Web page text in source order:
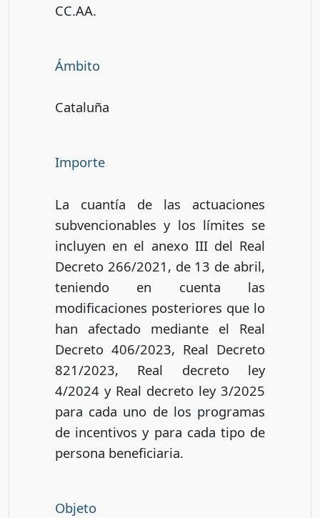
CC.AA.
Ámbito
Cataluña
Importe
La cuantía de las actuaciones
subvencionables y los límites se
incluyen en el anexo III del Real
Decreto 266/2021, de 13 de abril,
teniendo en cuenta las
modificaciones posteriores que lo
han afectado mediante el Real
Decreto 406/2023, Real Decreto
821/2023, Real decreto ley
4/2024 y Real decreto ley 3/2025
para cada uno de los programas
de incentivos y para cada tipo de
persona beneficiaria.
Objeto